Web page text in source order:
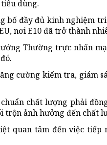
dùng.
bố đầy đủ kinh nghiệm
nơi E10 đã trở thành
Thường trực nhấn
cường kiểm tra, giám
chất lượng phải
ảnh hưởng đến chất
quan tâm đến việc